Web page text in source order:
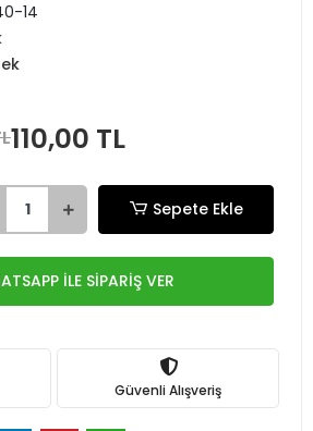
14
110,00 TL
Sepete Ekle
İLE SİPARİŞ VER
Güvenli Alışveriş